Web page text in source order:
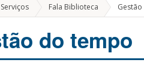
Serviços Fala Biblioteca
do tempo